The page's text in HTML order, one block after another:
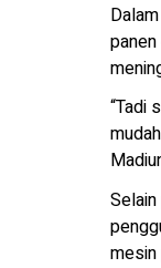
“Tadi
mesin